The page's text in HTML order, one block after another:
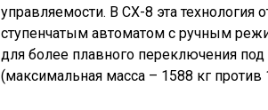
управляемости. В CX-8 эта
ступенчатым автоматом с ручным
для более плавного переключения под
(максимальная масса – 1588 кг против